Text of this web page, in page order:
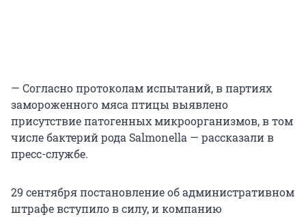
— Согласно протоколам испытаний, в партиях
замороженного мяса птицы выявлено
присутствие патогенных микроорганизмов, в том
числе бактерий рода Salmonella — рассказали в
пресс-службе.
29 сентября постановление об административном
штрафе вступило в силу, и компанию